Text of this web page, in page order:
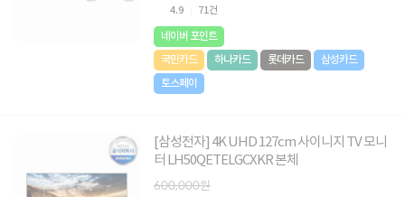
4.9 71건
네이버 포인트
국민카드
하나카드 롯데카드
삼성카드
토스페이
[삼성전자] 4K UHD 127cm 사이니지 TV 모니
터 LH50QETELGCXKR 본체
600,000원